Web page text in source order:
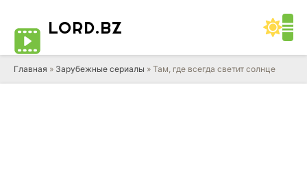
LORD.BZ
Главная » Зарубежные сериалы » Там, где всегда светит солнце